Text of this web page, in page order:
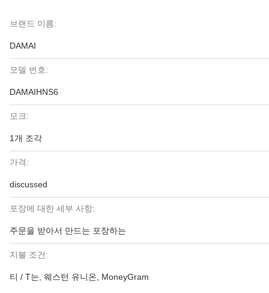
브랜드 이름:
DAMAI
모델 번호:
DAMAIHNS6
모크:
1개 조각
가격:
discussed
포장에 대한 세부 사항:
주문을 받아서 만드는 포장하는
지불 조건:
티 / T는, 웨스턴 유니온, MoneyGram